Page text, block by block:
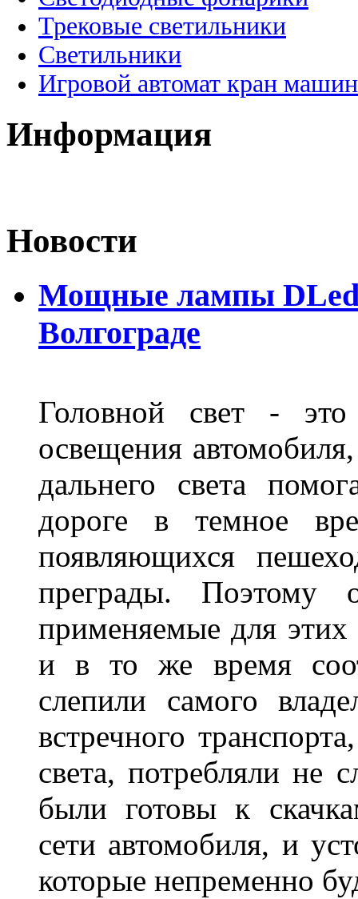
Трековые светильники
Светильники
Игровой автомат кран
Информация
Новости
Мощные лампы DLed
Волгограде
Головной свет -
освещения
дальнего света
дороге в темное
появляющихся
преграды. Поэтому
применяемые для
и в то же время
слепили самого
встречного
света, потребляли не
были готовы к
сети автомобиля, и
которые непременно